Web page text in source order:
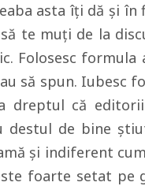
asta îţi dă şi
te muţi de la
Folosesc formula
să spun.
dreptul că
destul de bine
şi indiferent
foarte setat pe